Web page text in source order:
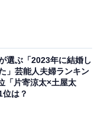
。結婚生活を楽し
題を呼んでいま
つというドラマが
女性）、「世間を
選ぶ「2023年に結婚し
」芸能人夫婦ランキン
「片寄涼太×土屋太
位は？